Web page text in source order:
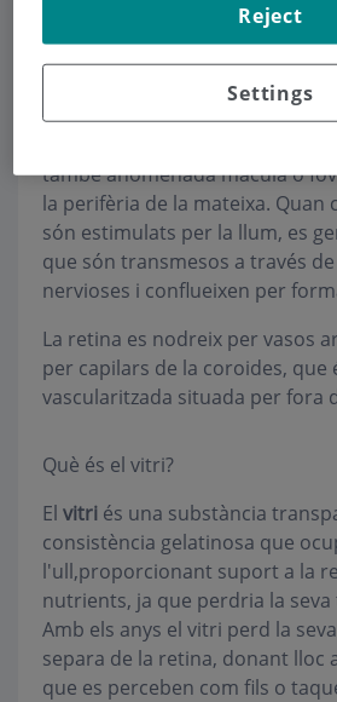
els cons i els bastons. Els cons
amb llum diürna i estan
dels colors. Els bastons són
funcionen amb llum nocturna o
també anomenada màcula o
la perifèria de la mateixa. Quan
són estimulats per la llum, es
que són transmesos a través
nervioses i conflueixen per
La retina es nodreix per vasos
per capilars de la coroides, que
vascularitzada situada per fora
Què és el vitri?
El vitri és una substància
consistència gelatinosa que
l'ull,proporcionant suport a la
nutrients, ja que perdria la
Amb els anys el vitri perd la
separa de la retina, donant lloc
que es perceben com fils o
Settings
Reject